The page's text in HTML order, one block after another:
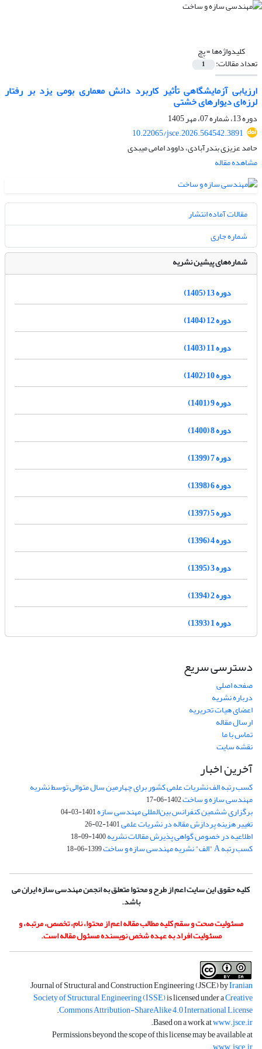
کلیدواژه‌ها =پِچ
تعداد مقالات: 1
ارزیابی آزمایشگاهی تأثیر کاربرد دانش معماری بومی یزد بر رفتار
لرزه‌ای دیوارهای خشتی
دوره 13، شماره 07، مهر 1405
10.22065/jsce.2026.564542.3891
حامد عزیزی بندرآبادی، داوود امامی میبدی
مشاهده مقاله
مقالات آماده انتشار
شماره جاری
شماره‌های پیشین نشریه
دوره 13 (1405)
دوره 12 (1404)
دوره 11 (1403)
دوره 10 (1402)
دوره 9 (1401)
دوره 8 (1400)
دوره 7 (1399)
دوره 6 (1398)
دوره 5 (1397)
دوره 4 (1396)
دوره 3 (1395)
دوره 2 (1394)
دوره 1 (1393)
دسترسی سریع
صفحه اصلی
درباره نشریه
اعضای هیات تحریریه
ارسال مقاله
تماس با ما
نقشه سایت
آخرین اخبار
کسب رتبه الف نشریات علمی کشور برای چهارمین سال متوالی توسط نشریه
مهندسی سازه و ساخت1402-06-17
برگزاری ششمین کنفرانس بین‌المللی مهندسی سازه1401-03-04
تغییر هزینه پردازش مقاله در نشریات علمی1401-02-26
اطلاعیه در خصوص گواهی پذیرش مقالات نشریه1400-09-18
کسب رتبه A "الف" نشریه مهندسی سازه و ساخت 1399-06-18
کلیه حقوق این سایت اعم از طرح و محتوا متعلق به انجمن مهندسی سازه ایران می
باشد.
مسئولیت صحت و سقم کلیه مطالب مقاله اعم از محتوا، نام، تخصص، مرتبه، و
مسئولیت افراد به عهده شخص نویسنده مسئول مقاله است.
Journal of Structural and Construction Engineering (JSCE) byIranian
Society of Structural Engineering (ISSE)is licensed under aCreative
Commons Attribution-ShareAlike 4.0 International License
.
Based on a work atwww.jsce.ir
.
Permissions beyond the scope of this license may be available at